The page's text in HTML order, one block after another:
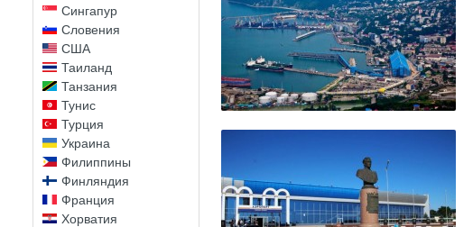
Сингапур
Словения
США
Таиланд
Танзания
Тунис
Турция
Украина
Филиппины
Финляндия
Франция
Хорватия